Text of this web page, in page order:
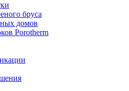
бруса
домов
Porotherm